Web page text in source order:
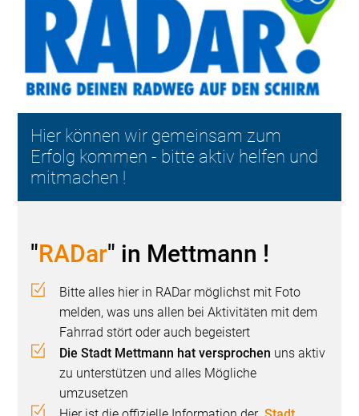
Hier können wir gemeinsam zum
Erfolg kommen - bitte aktiv helfen und
mitmachen !
"RADar" in Mettmann !
Bitte alles hier in RADar möglichst mit Foto
melden, was uns allen bei Aktivitäten mit dem
Fahrrad stört oder auch begeistert
Die Stadt Mettmann hat versprochen uns aktiv
zu unterstützen und alles Mögliche
umzusetzen